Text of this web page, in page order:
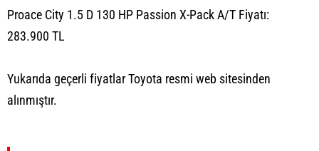
Proace City 1.5 D 130 HP Passion X-Pack A/T Fiyatı:
283.900 TL
Yukarıda geçerli fiyatlar Toyota resmi web sitesinden
alınmıştır.